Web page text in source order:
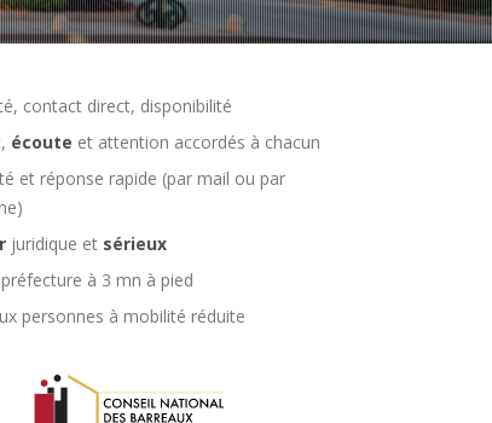
contact direct, disponibilité
écoute et attention accordés à chacun
et réponse rapide (par mail ou par
juridique et sérieux
à 3 mn à pied
personnes à mobilité réduite